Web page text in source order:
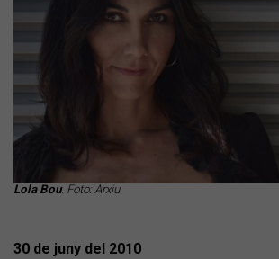
Lola Bou. Foto: Arxiu
30 de juny del 2010